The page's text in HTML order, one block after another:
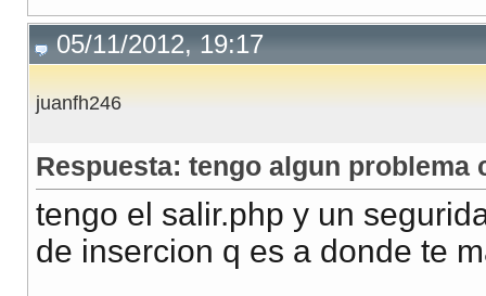
// chequear
$query=
if (
{
header (
05/11/2012, 19:17
juanfh246
Respuesta: tengo algun problema
tengo el salir.php y un
de insercion q es a donde te